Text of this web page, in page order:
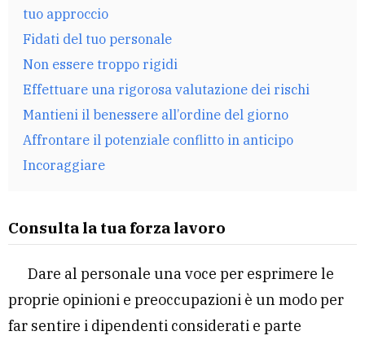
tuo approccio
Fidati del tuo personale
Non essere troppo rigidi
Effettuare una rigorosa valutazione dei rischi
Mantieni il benessere all’ordine del giorno
Affrontare il potenziale conflitto in anticipo
Incoraggiare
Consulta la tua forza lavoro
Dare al personale una voce per esprimere le
proprie opinioni e preoccupazioni è un modo per
far sentire i dipendenti considerati e parte